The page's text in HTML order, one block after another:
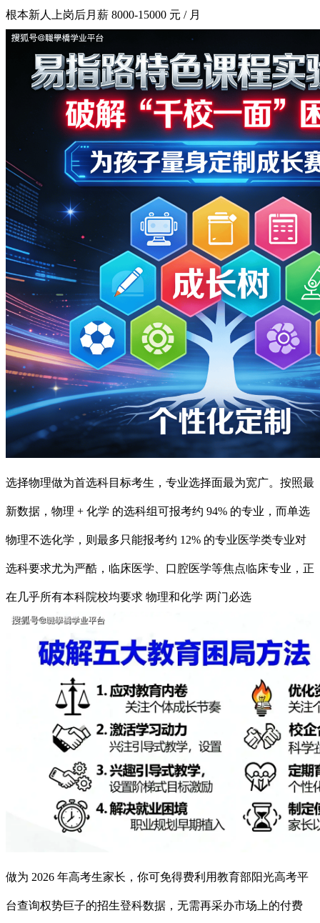
根本新人上岗后月薪 8000-15000 元 / 月
选择物理做为首选科目标考生，专业选择面最为宽广。按照最
新数据，物理 + 化学 的选科组可报考约 94% 的专业，而单选
物理不选化学，则最多只能报考约 12% 的专业医学类专业对
选科要求尤为严酷，临床医学、口腔医学等焦点临床专业，正
在几乎所有本科院校均要求 物理和化学 两门必选
做为 2026 年高考生家长，你可免得费利用教育部阳光高考平
台查询权势巨子的招生登科数据，无需再采办市场上的付费